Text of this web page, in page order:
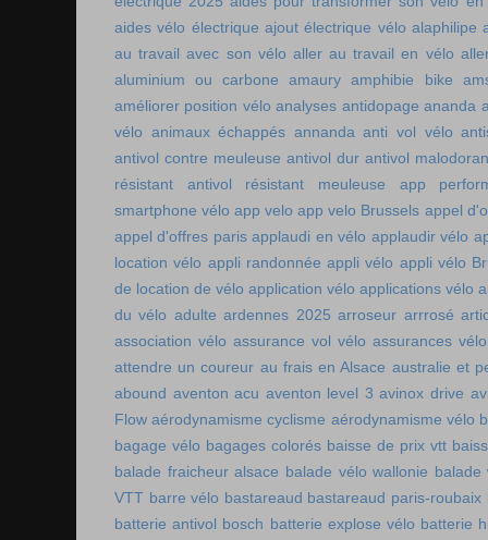
aides vélo électrique ajout électrique vélo alaphilipe
au travail avec son vélo aller au travail en vélo
aluminium ou carbone
amaury amphibie bike
améliorer position vélo analyses antidopage ananda
vélo animaux échappés annanda anti vol vélo
antivol contre meuleuse antivol dur antivol
résistant
antivol résistant meuleuse
app
smartphone vélo app velo app velo Brussels appel
appel d'offres paris applaudi en vélo applaudir vélo
location vélo appli randonnée appli vélo appli vélo
de location de vélo application vélo applications vélo
du vélo adulte ardennes 2025 arroseur arrrosé
association vélo assurance vol vélo assurances vélo
attendre un coureur au frais en Alsace australie et
abound aventon acu aventon level 3 avinox drive
Flow aérodynamisme cyclisme aérodynamisme vélo
bagage vélo bagages colorés baisse de prix vtt
balade fraicheur alsace balade vélo wallonie balade
VTT barre vélo bastareaud bastareaud paris-roubaix
batterie antivol bosch batterie explose vélo batterie